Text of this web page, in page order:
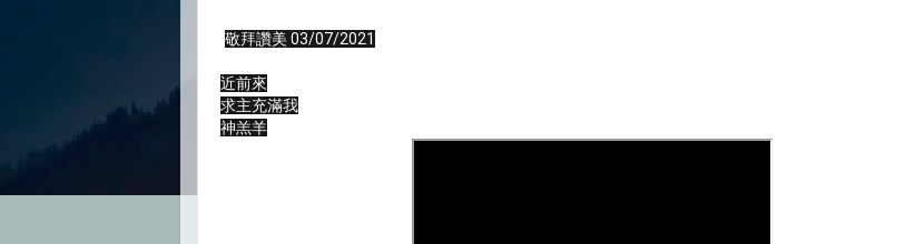
敬拜讚美 03/07/2021
近前來
求主充滿我
神羔羊